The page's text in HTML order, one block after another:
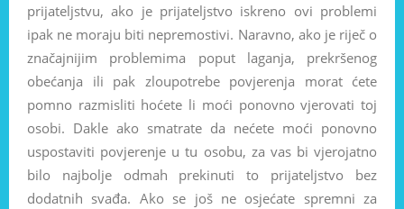
prijateljstvu, ako je prijateljstvo iskreno ovi problemi
ipak ne moraju biti nepremostivi. Naravno, ako je riječ o
značajnijim problemima poput laganja, prekršenog
obećanja ili pak zloupotrebe povjerenja morat ćete
pomno razmisliti hoćete li moći ponovno vjerovati toj
osobi. Dakle ako smatrate da nećete moći ponovno
uspostaviti povjerenje u tu osobu, za vas bi vjerojatno
bilo najbolje odmah prekinuti to prijateljstvo bez
dodatnih svađa. Ako se još ne osjećate spremni za